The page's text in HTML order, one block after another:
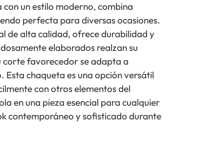
un estilo moderno, combina
perfecta para diversas ocasiones.
de alta calidad, ofrece durabilidad y
elaborados realzan su
favorecedor se adapta a
Esta chaqueta es una opción versátil
con otros elementos del
en una pieza esencial para cualquier
contemporáneo y sofisticado durante